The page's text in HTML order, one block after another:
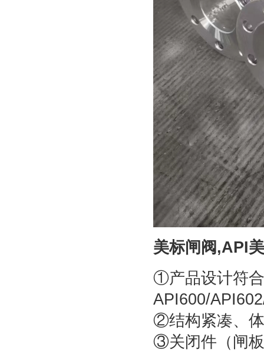
美标闸阀,API
①产品设计符
API600/
②结构紧凑、
③关闭件（闸